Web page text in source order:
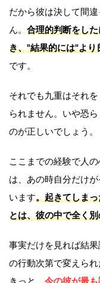
だから彼は決して間
ん。 合理的判断をし
き、"結果的には"より
です。
それでも九重はそれ
られません。いや恐
のが正しいでしょう。
ここまでの経験で人
は、あの時自分だけ
います。起きてしま
とは、彼の中で全く
事実だけを見れば結
の行動次第で変えら